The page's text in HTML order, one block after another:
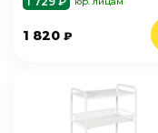
1 820 ₽